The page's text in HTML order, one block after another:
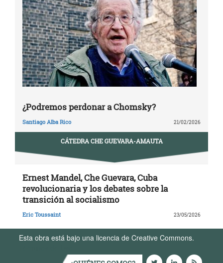
¿Podremos perdonar a Chomsky?
Santiago Alba Rico 21/02/2026
CÁTEDRA CHE GUEVARA-AMAUTA
Ernest Mandel, Che Guevara, Cuba
revolucionaria y los debates sobre la
transición al socialismo
Eric Toussaint 23/05/2026
Esta obra está bajo una licencia de Creative Commons.